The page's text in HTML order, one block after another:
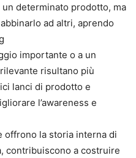
determinato prodotto, ma
ad altri, aprendo
importante o a un
risultano più
lanci di prodotto e
l’awareness e
offrono la storia interna di
contribuiscono a costruire